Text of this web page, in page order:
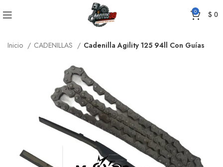
0 $0
Inicio CADENILLAS Cadenilla Agility 125 94ll Con Guías